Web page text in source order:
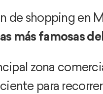
de shopping en
más famosas
zona
para